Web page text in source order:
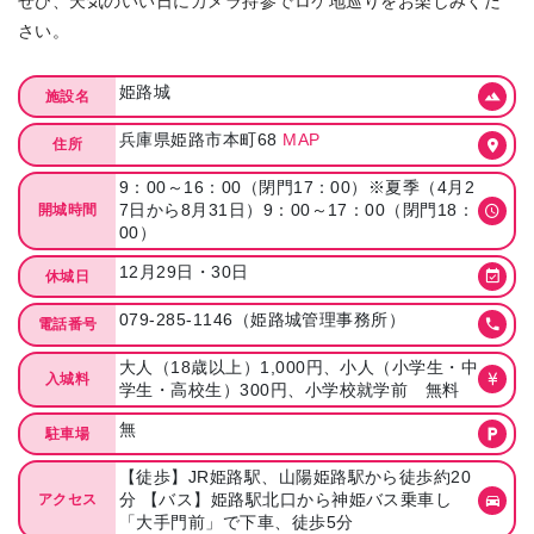
さい。
施設名 姫路城
住所 兵庫県姫路市本町68 MAP
開城時間
9：00～16：00（閉門17：00）※夏季（4月2
7日から8月31日）9：00～17：00（閉門18：
00）
休城日 12月29日・30日
電話番号 079-285-1146（姫路城管理事務所）
入城料
大人（18歳以上）1,000円、小人（小学生・中
学生・高校生）300円、小学校就学前 無料
駐車場 無
アクセス
【徒歩】JR姫路駅、山陽姫路駅から徒歩約20
分 【バス】姫路駅北口から神姫バス乗車し
「大手門前」で下車、徒歩5分